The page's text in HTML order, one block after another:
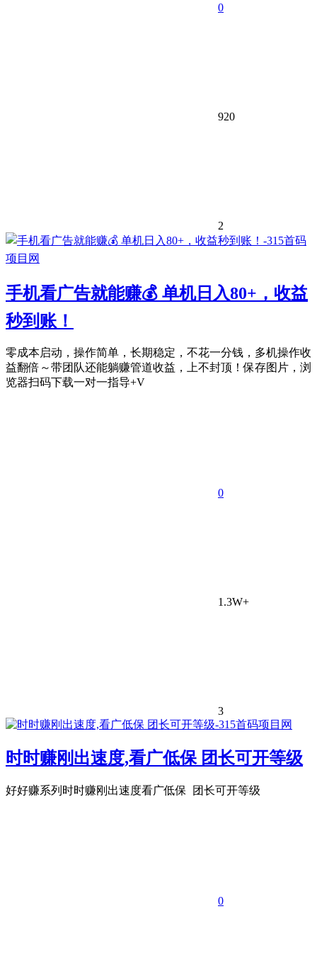
0
920
2
手机看广告就能赚💰 单机日入80+，收益
秒到账！
零成本启动，操作简单，长期稳定，不花一分钱，多机操作收
益翻倍～带团队还能躺赚管道收益，上不封顶！保存图片，浏
览器扫码下载一对一指导+V
0
1.3W+
3
时时赚刚出速度,看广低保 团长可开等级
好好赚系列时时赚刚出速度看广低保 团长可开等级
0